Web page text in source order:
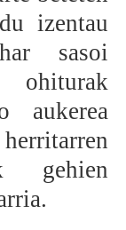
izentau
sasoi
ohiturak
aukerea
gehien